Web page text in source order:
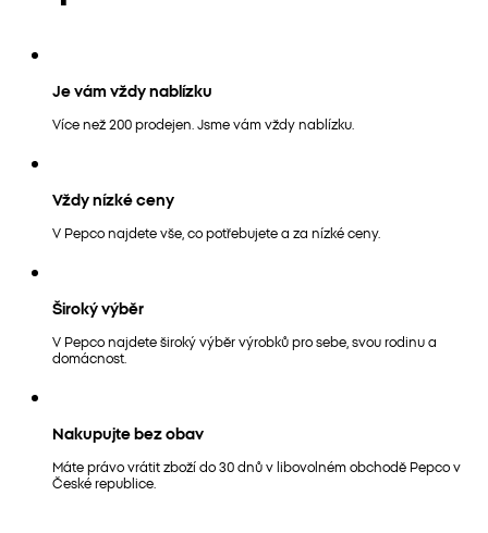
Je vám vždy nablízku
Více než 200 prodejen. Jsme vám vždy nablízku.
Vždy nízké ceny
V Pepco najdete vše, co potřebujete a za nízké ceny.
Široký výběr
V Pepco najdete široký výběr výrobků pro sebe, svou rodinu a
domácnost.
Nakupujte bez obav
Máte právo vrátit zboží do 30 dnů v libovolném obchodě Pepco v
České republice.